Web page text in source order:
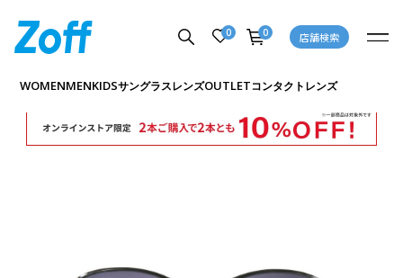
0 0 店舗検索
WOMENMENKIDSサングラスレンズOUTLETコンタクトレンズ
商品詳細ページへ